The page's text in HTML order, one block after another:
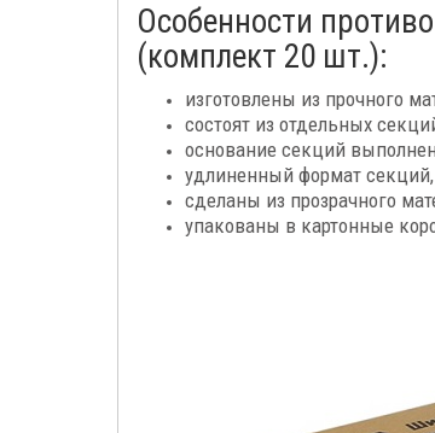
Особенности
(комплект 20 шт.):
изготовлены из прочного
состоят из отдельных
основание секций
удлиненный формат
сделаны из прозрачного
упакованы в картонные